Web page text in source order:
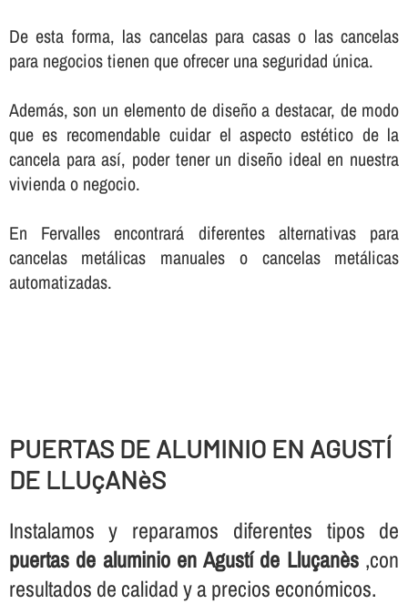
De esta forma, las cancelas para casas o las cancelas
para negocios tienen que ofrecer una seguridad única.
Además, son un elemento de diseño a destacar, de modo
que es recomendable cuidar el aspecto estético de la
cancela para así­, poder tener un diseño ideal en nuestra
vivienda o negocio.
En Fervalles encontrará diferentes alternativas para
cancelas metálicas manuales o cancelas metálicas
automatizadas.
PUERTAS DE ALUMINIO EN AGUSTÍ
DE LLUçANèS
Instalamos y reparamos diferentes tipos de
puertas de aluminio en Agustí de Lluçanès,con
resultados de calidad y a precios económicos.